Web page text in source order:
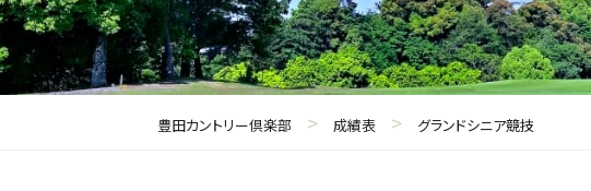
豊田カントリー倶楽部 > 成績表 > グランドシニア競技